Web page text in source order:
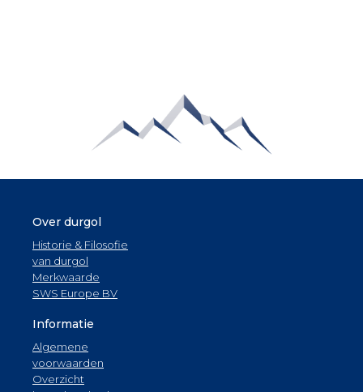
Over durgol
Historie & Filosofie
van durgol
Merkwaarde
SWS Europe BV
Informatie
Algemene
voorwaarden
Overzicht